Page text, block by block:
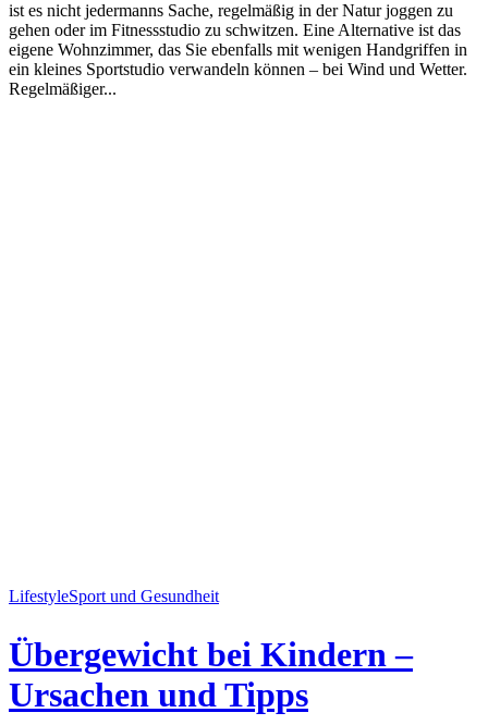
ist es nicht jedermanns Sache, regelmäßig in der Natur joggen zu
gehen oder im Fitnessstudio zu schwitzen. Eine Alternative ist das
eigene Wohnzimmer, das Sie ebenfalls mit wenigen Handgriffen in
ein kleines Sportstudio verwandeln können – bei Wind und Wetter.
Regelmäßiger...
LifestyleSport und Gesundheit
Übergewicht bei Kindern –
Ursachen und Tipps